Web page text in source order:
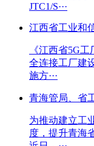
JTC1/S···
江西省工业和
《江西省5G
全连接工厂建
施方···
青海管局、省
为推动建立工
度，提升青海